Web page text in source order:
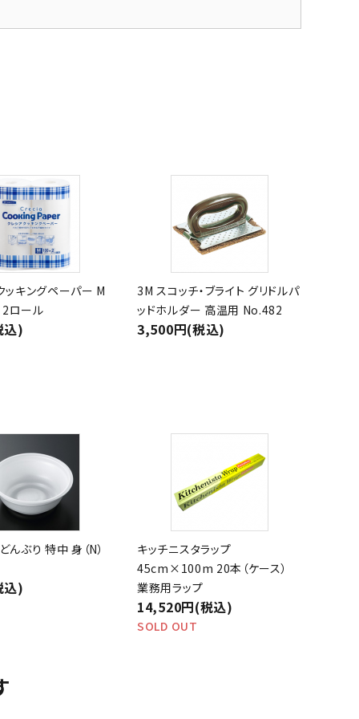
ッキングペーパー M
2ロール
込)
3M スコッチ・ブライト グリドルパ
ッドホルダー 高温用 No.482
3,500円(税込)
ぶり 特中 身（N）
込)
キッチニスタラップ
45cm×100m 20本（ケース）
業務用ラップ
14,520円(税込)
SOLD OUT